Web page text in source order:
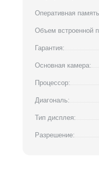
Оперативная
Объем встроенной
Гарантия:
Основная камера:
Процессор:
Диагональ:
Тип дисплея:
Разрешение: